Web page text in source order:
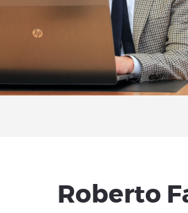
Roberto